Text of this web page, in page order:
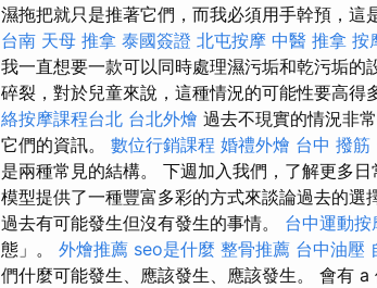
濕拖把就只是推著它們，而我必須用手幹預，這
台南 天母 推拿 泰國簽證 北屯按摩 中醫 推拿 按
我一直想要一款可以同時處理濕污垢和乾污垢
碎裂，對於兒童來說，這種情況的可能性要高得
絡按摩課程台北 台北外燴 過去不現實的情況非
它們的資訊。 數位行銷課程 婚禮外燴 台中 撥筋
是兩種常見的結構。 下週加入我們，了解更多日
模型提供了一種豐富多彩的方式來談論過去的選
過去有可能發生但沒有發生的事情。 台中運動按
態」。 外燴推薦 seo是什麼 整骨推薦 台中油壓
們什麼可能發生、應該發生、應該發生。 會有 a